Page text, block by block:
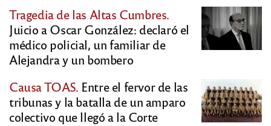
Tragedia de las Altas Cumbres.
Juicio a Oscar González: declaró el
médico policial, un familiar de
Alejandra y un bombero
Causa TOAS. Entre el fervor de las
tribunas y la batalla de un amparo
colectivo que llegó a la Corte